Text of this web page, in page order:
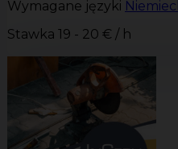
Wymagane języki
Stawka 19 - 20 € / h